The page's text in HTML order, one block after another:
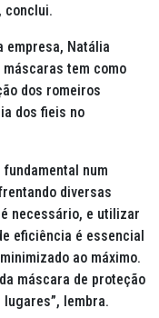
conclui.
empresa, Natália
tem como
dos romeiros
dos fieis no
num
diversas
necessário, e utilizar
eficiência é essencial
ao máximo.
máscara de proteção
lembra.